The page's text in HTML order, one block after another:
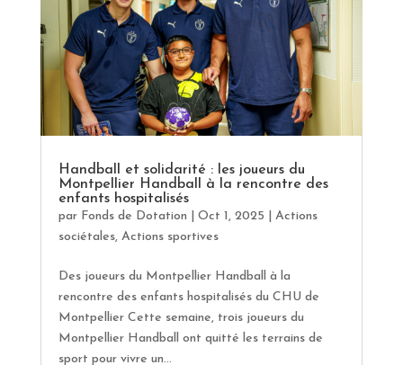
Handball et solidarité : les joueurs du
Montpellier Handball à la rencontre des
enfants hospitalisés
par Fonds de Dotation Oct 1, 2025
Actions
sociétales, Actions sportives
Des joueurs du Montpellier Handball à la
rencontre des enfants hospitalisés du CHU de
Montpellier Cette semaine, trois joueurs du
Montpellier Handball ont quitté les terrains de
sport pour vivre un...